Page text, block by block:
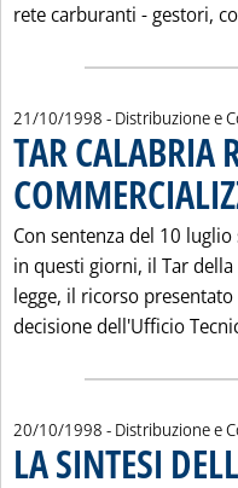
rete carburanti - gestori,
21/10/1998 - Distribuzione e
TAR CALABRIA
Con sentenza del 10
in questi giorni, il Tar
legge, il ricorso
decisione dell'Ufficio
20/10/1998 - Distribuzione e
LA SINTESI